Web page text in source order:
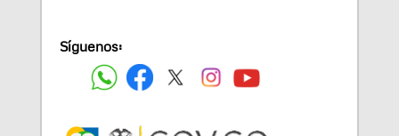
Síguenos: